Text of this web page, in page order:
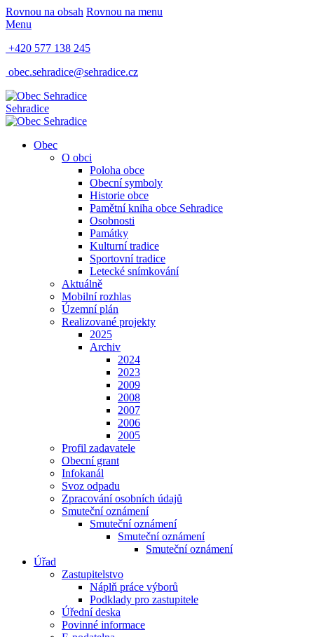
Rovnou na obsah Rovnou na menu
Menu
+420 577 138 245
obec.sehradice@sehradice.cz
Sehradice
Obec
O obci
Poloha obce
Obecní symboly
Historie obce
Pamětní kniha obce Sehradice
Osobnosti
Památky
Kulturní tradice
Sportovní tradice
Letecké snímkování
Aktuálně
Mobilní rozhlas
Územní plán
Realizované projekty
2025
Archiv
2024
2023
2009
2008
2007
2006
2005
Profil zadavatele
Obecní grant
Infokanál
Svoz odpadu
Zpracování osobních údajů
Smuteční oznámení
Smuteční oznámení
Smuteční oznámení
Smuteční oznámení
Úřad
Zastupitelstvo
Náplň práce výborů
Podklady pro zastupitele
Úřední deska
Povinné informace